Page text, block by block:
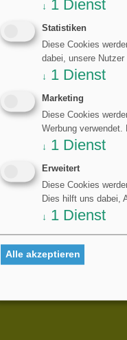
↓ 1 Dienst
Statistiken
Diese Cookies
dabei, unsere
↓ 1 Dienst
Marketing
Diese Cookies
Werbung
↓ 1 Dienst
Erweitert
Diese Cookies
Dies hilft uns dabei,
↓ 1 Dienst
Alle akzeptieren